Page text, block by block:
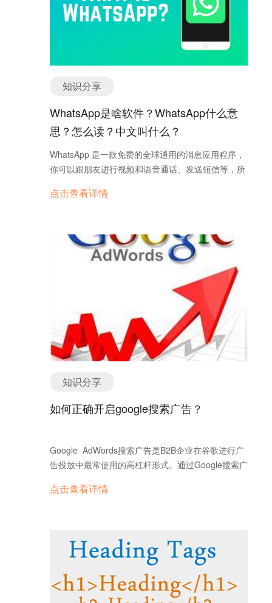
知识分享
WhatsApp是啥软件？WhatsApp什么意
思？怎么读？中文叫什么？
WhatsApp 是一款免费的全球通用的消息应用程序，
你可以跟朋友进行视频和语音通话、发送短信等，所
20 亿活跃用户，尤其受到居住在不同国家并希望保
点击查看详情
知识分享
如何正确开启google搜索广告？
Google AdWords搜索广告是B2B企业在谷歌进行广
告投放中最常使用的高杠杆形式。通过Google搜索广
会出现设定高的广告内容，。过在无数投放广告的
搜索广告。 首先，Google并不像国内的某些搜索引
擎，只要肯花钱就能排在广告首页。Google并不只想
要让出价最高的广告主得到广告曝光的机会，因为那
可能对使用者来说是完全不相关的广告，而让用户对
Google广告感到厌烦，在以用户体验为最前考虑的情
点击查看详情